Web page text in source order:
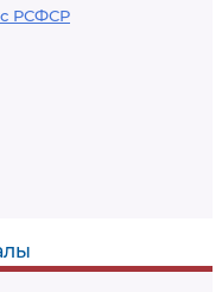
РСФСР